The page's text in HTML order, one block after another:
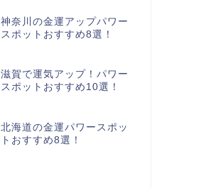
神奈川の金運アップパワー
スポットおすすめ8選！
滋賀で運気アップ！パワー
スポットおすすめ10選！
北海道の金運パワースポッ
トおすすめ8選！